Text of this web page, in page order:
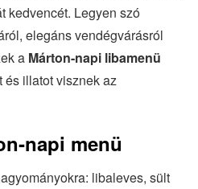
kedvencét. Legyen szó
elegáns vendégvárásról
a Márton-napi libamenü
és illatot visznek az
menü
libaleves, sült